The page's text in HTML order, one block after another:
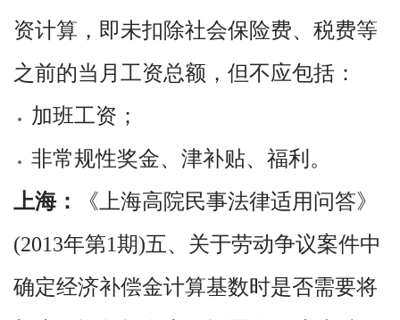
资计算，即未扣除社会保险费、税费等
之前的当月工资总额，但不应包括：
加班工资；
非常规性奖金、津补贴、福利。
上海：
《上海高院民事法律适用问答》
(2013年第1期)五、关于劳动争议案件中
确定经济补偿金计算基数时是否需要将